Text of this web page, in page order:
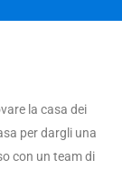
la casa dei
per dargli una
con un team di